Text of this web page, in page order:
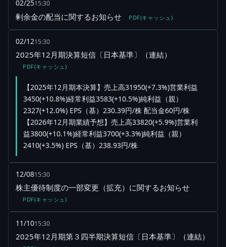
02/2515:30
剰余金の配当に関するお知らせ PDF(キャッシュ)
02/1215:30
2025年12月期決算短信〔日本基準〕（連結）
PDF(キャッシュ)
【2025年12月期本決算】売上高31950(+7.3%)営業利益
3450(+10.8%)経常利益3583(+10.5%)純利益（親）
2327(+12.0%) EPS（基）230.39円/株 配当金60円/株
【2026年12月期業績予想】売上高33820(+5.9%)営業利
益3800(+10.1%)経常利益3700(+3.3%)純利益（親）
2410(+3.5%) EPS（基）238.93円/株
12/0815:30
株主優待制度の一部変更（拡充）に関するお知らせ
PDF(キャッシュ)
11/1015:30
2025年12月期第３四半期決算短信〔日本基準〕（連結）